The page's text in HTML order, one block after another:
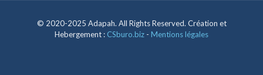
© 2020-2025 Adapah. All Rights Reserved. Création et
Hebergement : CSburo.biz - Mentions légales